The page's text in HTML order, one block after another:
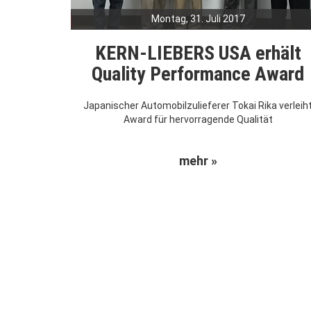
Montag, 31. Juli 2017
KERN-LIEBERS USA erhält
Quality Performance Award
Japanischer Automobilzulieferer Tokai Rika
Award für hervorragende Qualität
mehr »